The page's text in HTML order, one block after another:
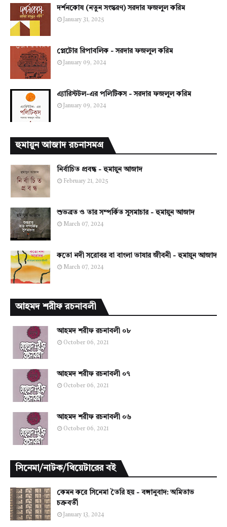
দর্শনকোষ (নতুন সংস্করণ) সরদার ফজলুল করিম
January 31, 2025
প্লেটোর রিপাবলিক - সরদার ফজলুল করিম
January 09, 2024
এ্যারিস্টটল-এর পলিটিকস - সরদার ফজলুল করিম
January 09, 2024
হুমায়ুন আজাদ রচনাসমগ্র
নির্বাচিত প্রবন্ধ - হুমায়ুন আজাদ
February 21, 2025
শুভব্রত ও তার সম্পর্কিত সুসমাচার - হুমায়ুন আজাদ
March 07, 2024
কতো নদী সরোবর বা বাংলা ভাষার জীবনী - হুমায়ুন আজাদ
March 07, 2024
আহমদ শরীফ রচনাবলী
আহমদ শরীফ রচনাবলী ০৮
October 06, 2021
আহমদ শরীফ রচনাবলী ০৭
October 06, 2021
আহমদ শরীফ রচনাবলী ০৬
October 06, 2021
সিনেমা/নাটক/থিয়েটারের বই
কেমন করে সিনেমা তৈরি হয় - বঙ্গানুবাদ: অমিতাভ
চক্রবর্তী
January 13, 2024